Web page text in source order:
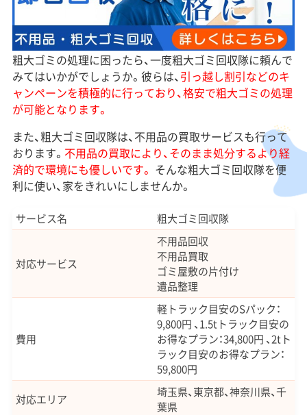
粗大ゴミの処理に困ったら、一度粗大ゴミ回収隊に頼んで
みてはいかがでしょうか。彼らは、 引っ越し割引などのキ
ャンペーンを積極的に行っており、格安で粗大ゴミの処理
が可能となります。
また、粗大ゴミ回収隊は、不用品の買取サービスも行って
おります。 不用品の買取により、そのまま処分するより経
済的で環境にも優しいです。 そんな粗大ゴミ回収隊を便
利に使い、家をきれいにしませんか。
サービス名 粗大ゴミ回収隊
対応サービス
不用品回収
不用品買取
ゴミ屋敷の片付け
遺品整理
費用
軽トラック目安のSパック：
9,800円 、1.5tトラック目安の
お得なプラン：34,800円 、2tト
ラック目安のお得なプラン：
59,800円
対応エリア
埼玉県、東京都、神奈川県、千
葉県